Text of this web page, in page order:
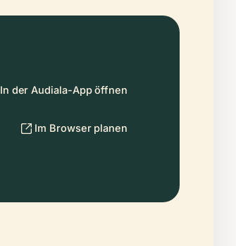
In der Audiala-App öffnen
Im Browser planen